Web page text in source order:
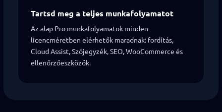
Tartsd meg a teljes munkafolyamatot
Az alap Pro munkafolyamatok minden
licencméretben elérhetők maradnak: fordítás,
Cloud Assist, Szójegyzék, SEO, WooCommerce és
ellenőrzőeszközök.